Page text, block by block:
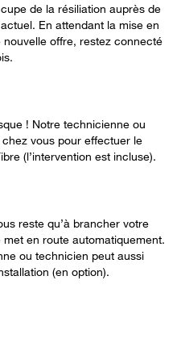
de la résiliation auprès de
En attendant la mise en
nouvelle offre, restez connecté
! Notre technicienne ou
vous pour effectuer le
(l’intervention est incluse).
reste qu’à brancher votre
met en route automatiquement.
ou technicien peut aussi
(en option).